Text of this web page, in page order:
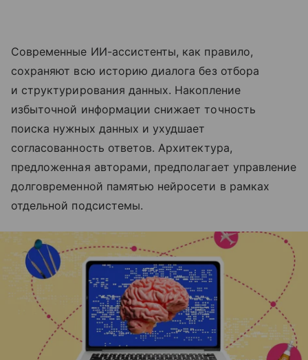
Современные ИИ-ассистенты, как правило,
сохраняют всю историю диалога без отбора
и структурирования данных. Накопление
избыточной информации снижает точность
поиска нужных данных и ухудшает
согласованность ответов. Архитектура,
предложенная авторами, предполагает управление
долговременной памятью нейросети в рамках
отдельной подсистемы.